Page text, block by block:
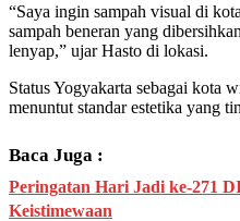
“Saya ingin sampah visual di
sampah beneran yang
lenyap,” ujar Hasto di lokasi.
Status Yogyakarta sebagai kota
menuntut standar estetika yang
Baca Juga :
Peringatan Hari Jadi ke-271
Keistimewaan